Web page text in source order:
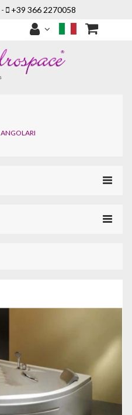
- +39 366 2270058
ANGOLARI
Toggle
Toggle